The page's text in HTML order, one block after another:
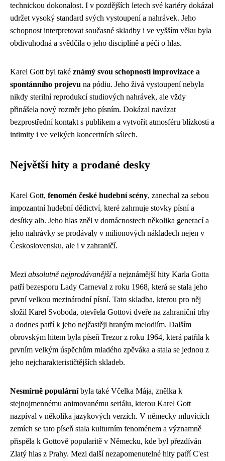
technickou dokonalost. I v pozdějších letech své kariéry dokázal
udržet vysoký standard svých vystoupení a nahrávek. Jeho
schopnost interpretovat současné skladby i ve vyšším věku byla
obdivuhodná a svědčila o jeho disciplíně a péči o hlas.
Karel Gott byl také známý svou schopností improvizace a
spontánního projevu na pódiu. Jeho živá vystoupení nebyla
nikdy sterilní reprodukcí studiových nahrávek, ale vždy
přinášela nový rozměr jeho písním. Dokázal navázat
bezprostřední kontakt s publikem a vytvořit atmosféru blízkosti a
intimity i ve velkých koncertních sálech.
Největší hity a prodané desky
Karel Gott, fenomén české hudební scény, zanechal za sebou
impozantní hudební dědictví, které zahrnuje stovky písní a
desítky alb. Jeho hlas zněl v domácnostech několika generací a
jeho nahrávky se prodávaly v milionových nákladech nejen v
Československu, ale i v zahraničí.
Mezi absolutně nejprodávanějšía nejznámější hity Karla Gotta
patří bezesporu Lady Carneval z roku 1968, která se stala jeho
první velkou mezinárodní písní. Tato skladba, kterou pro něj
složil Karel Svoboda, otevřela Gottovi dveře na zahraniční trhy
a dodnes patří k jeho nejčastěji hraným melodiím. Dalším
obrovským hitem byla píseň Trezor z roku 1964, která patřila k
prvním velkým úspěchům mladého zpěváka a stala se jednou z
jeho nejcharakterističtějších skladeb.
Nesmírně populárníbyla také Včelka Mája, znělka k
stejnojmennému animovanému seriálu, kterou Karel Gott
nazpíval v několika jazykových verzích. V německy mluvících
zemích se tato píseň stala kulturním fenoménem a významně
přispěla k Gottově popularitě v Německu, kde byl přezdíván
Zlatý hlas z Prahy. Mezi další nezapomenutelné hity patří C'est